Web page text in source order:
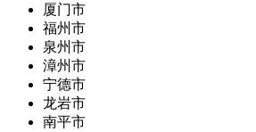
厦门市
福州市
泉州市
漳州市
宁德市
龙岩市
南平市